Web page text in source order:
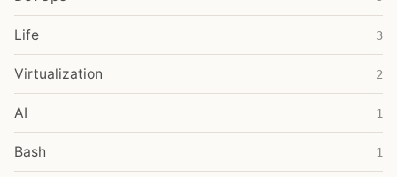
Life 3
Virtualization 2
AI 1
Bash 1